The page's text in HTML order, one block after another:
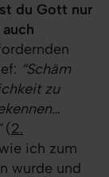
du Gott nur
“Schäm
zu
(2.
ich zum
wurde und